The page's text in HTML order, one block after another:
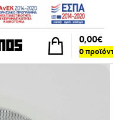
0
0,00€